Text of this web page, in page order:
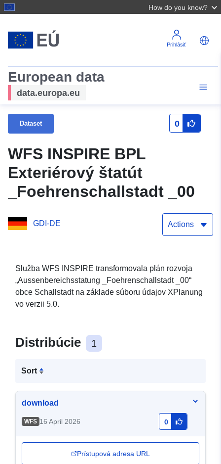
How do you know?
Prihlásiť
European data
data.europa.eu
Dataset 0
WFS INSPIRE BPL
Exteriérový štatút
_Foehrenschallstadt _00
GDI-DE Actions
Služba WFS INSPIRE transformovala plán rozvoja
„Aussenbereichsstatung _Foehrenschallstadt _00“
obce Schallstadt na základe súboru údajov XPlanung
vo verzii 5.0.
Distribúcie 1
Sort
download
WFS 16 April 2026 0
Prístupová adresa URL